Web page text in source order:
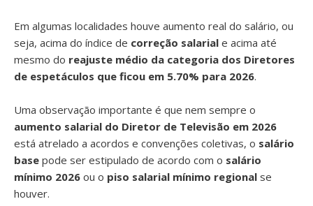
Em algumas localidades houve aumento real do salário, ou
seja, acima do índice de correção salarial e acima até
mesmo do reajuste médio da categoria dos Diretores
de espetáculos que ficou em 5.70% para 2026.
Uma observação importante é que nem sempre o
aumento salarial do Diretor de Televisão em 2026
está atrelado a acordos e convenções coletivas, o salário
base pode ser estipulado de acordo com o salário
mínimo 2026 ou o piso salarial mínimo regional se
houver.